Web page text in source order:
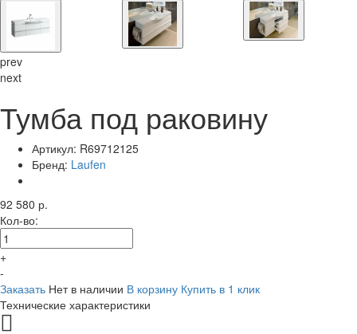
prev
next
Тумба под раковину
Артикул: R69712125
Бренд: Laufen
92 580 р.
Кол-во:
+
-
Заказать Нет в наличии В корзину Купить в 1 клик
Технические характеристики